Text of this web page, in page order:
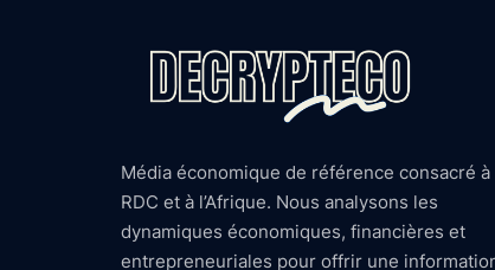
Média économique de référence consacré à
RDC et à l’Afrique. Nous analysons les
dynamiques économiques, financières et
entrepreneuriales pour offrir une